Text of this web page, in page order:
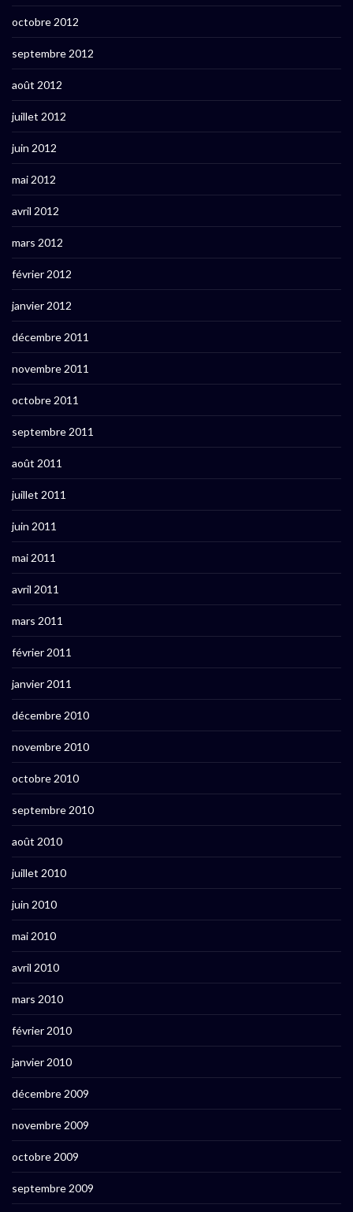
octobre 2012
septembre 2012
août 2012
juillet 2012
juin 2012
mai 2012
avril 2012
mars 2012
février 2012
janvier 2012
décembre 2011
novembre 2011
octobre 2011
septembre 2011
août 2011
juillet 2011
juin 2011
mai 2011
avril 2011
mars 2011
février 2011
janvier 2011
décembre 2010
novembre 2010
octobre 2010
septembre 2010
août 2010
juillet 2010
juin 2010
mai 2010
avril 2010
mars 2010
février 2010
janvier 2010
décembre 2009
novembre 2009
octobre 2009
septembre 2009